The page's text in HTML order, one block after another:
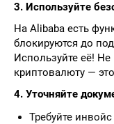
3. Используйте
На Alibaba есть
блокируются до
Используйте её! Не
криптовалюту —
4. Уточняйте
Требуйте